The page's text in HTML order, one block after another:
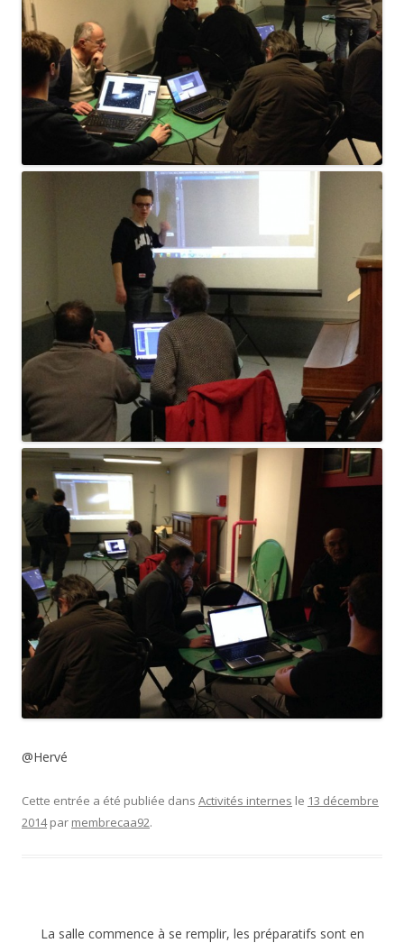
@Hervé
Cette entrée a été publiée dans Activités internes le 13 décembre
2014 par membrecaa92.
La salle commence à se remplir, les préparatifs sont en